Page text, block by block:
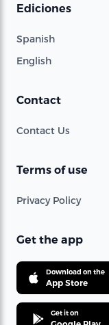
Ediciones
Spanish
English
Contact
Contact Us
Terms of use
Privacy Policy
Get the app
Download on the
App Store
Get it on